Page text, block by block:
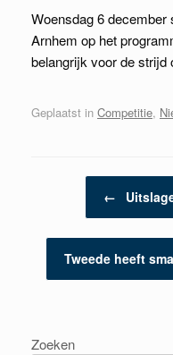
Woensdag 6 december
Arnhem op het
belangrijk voor de strijd
Geplaatst in Competitie,
Berichtnavigatie
←
Tweede heeft
Zoeken